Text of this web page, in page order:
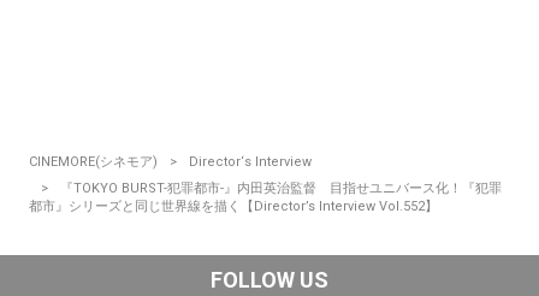
CINEMORE(シネモア)
Director‘s Interview
『TOKYO BURST-犯罪都市-』内田英治監督 目指せユニバース化！『犯罪
都市』シリーズと同じ世界線を描く【Director’s Interview Vol.552】
FOLLOW US